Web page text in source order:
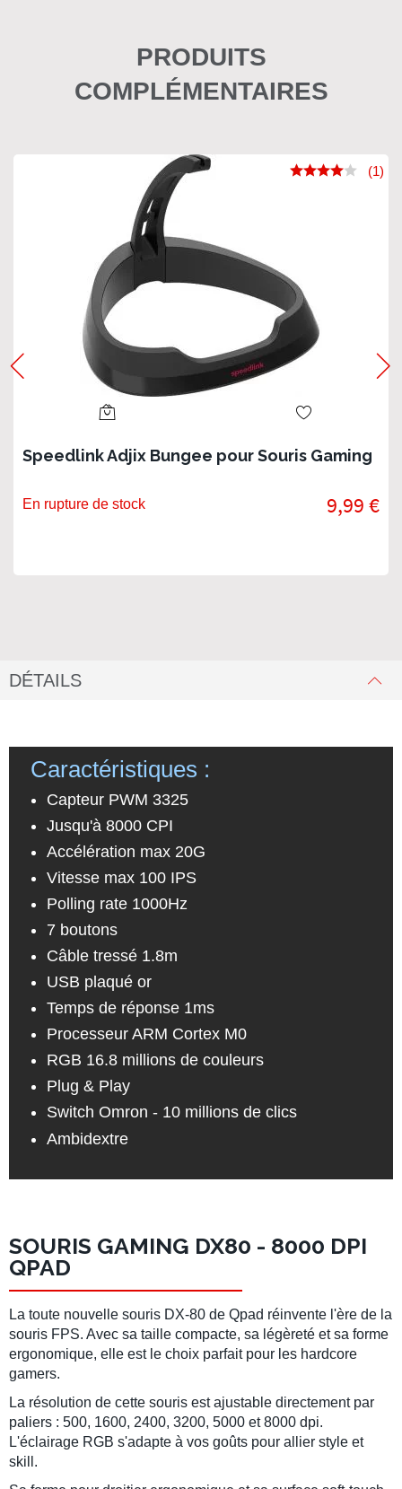
PRODUITS
COMPLÉMENTAIRES
Speedlink Adjix Bungee pour Souris Gaming
(1)
En rupture de stock 9,99 €
DÉTAILS
Caractéristiques :
Capteur PWM 3325
Jusqu'à 8000 CPI
Accélération max 20G
Vitesse max 100 IPS
Polling rate 1000Hz
7 boutons
Câble tressé 1.8m
USB plaqué or
Temps de réponse 1ms
Processeur ARM Cortex M0
RGB 16.8 millions de couleurs
Plug & Play
Switch Omron - 10 millions de clics
Ambidextre
SOURIS GAMING DX80 - 8000 DPI
QPAD
La toute nouvelle souris DX-80 de Qpad réinvente l'ère de la
souris FPS. Avec sa taille compacte, sa légèreté et sa forme
ergonomique, elle est le choix parfait pour les hardcore
gamers.
La résolution de cette souris est ajustable directement par
paliers : 500, 1600, 2400, 3200, 5000 et 8000 dpi.
L'éclairage RGB s'adapte à vos goûts pour allier style et
skill.